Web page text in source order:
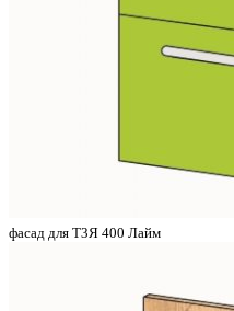
фасад для Т3Я 400 Лайм